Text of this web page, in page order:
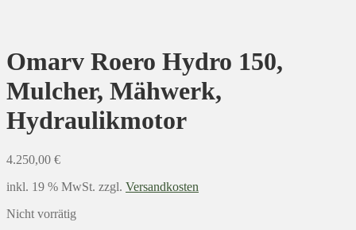
Omarv Roero Hydro 150,
Mulcher, Mähwerk,
Hydraulikmotor
4.250,00 €
inkl. 19 % MwSt. zzgl. Versandkosten
Nicht vorrätig